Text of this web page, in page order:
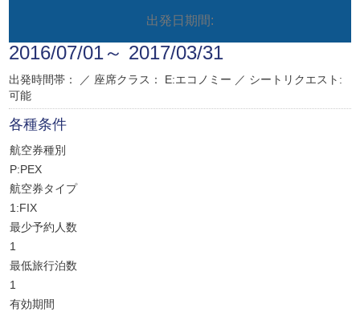
出発日期間:
2016/07/01～ 2017/03/31
出発時間帯： ／ 座席クラス： E:エコノミー ／ シートリクエスト:
可能
各種条件
航空券種別
P:PEX
航空券タイプ
1:FIX
最少予約人数
1
最低旅行泊数
1
有効期間